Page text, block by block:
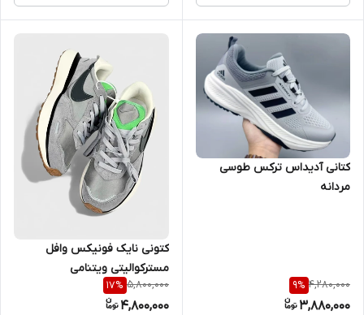
کتانی آدیداس ترکس طوسی
مردانه
4,280,000
9%
3,880,000
کتونی نایک فونیکس وافل
مسترکوالیتی ویتنامی
5,800,000
17%
4,800,000